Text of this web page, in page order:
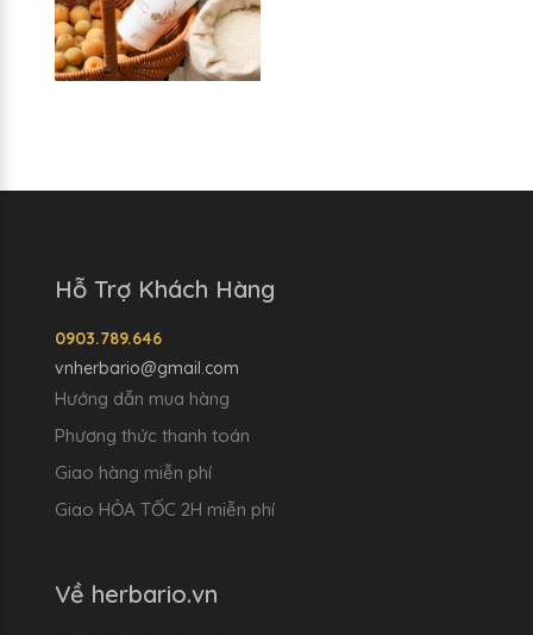
Hỗ Trợ Khách Hàng
0903.789.646
vnherbario@gmail.com
Hướng dẫn mua hàng
Phương thức thanh toán
Giao hàng miễn phí
Giao HỎA TỐC 2H miễn phí
Về herbario.vn